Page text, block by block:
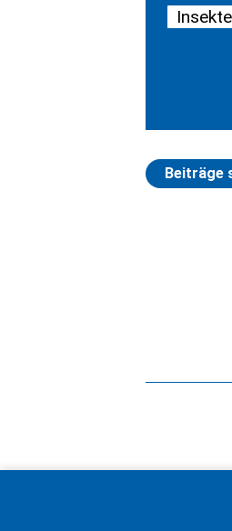
Beiträge